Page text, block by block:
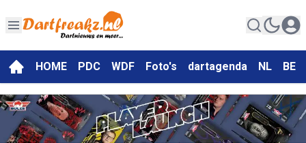
HOME PDC WDF Foto's dartagenda NL BE